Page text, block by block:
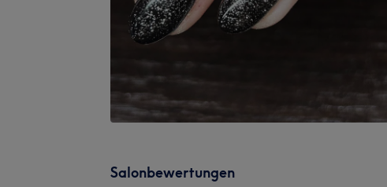
Salonbewertungen